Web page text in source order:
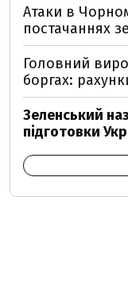
Атаки в
постачаннях
Головний
боргах:
Зеленський
підготовки